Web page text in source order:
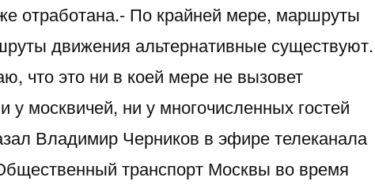
отработана.- По крайней мере, маршруты
движения альтернативные существуют.
что это ни в коей мере не вызовет
у москвичей, ни у многочисленных гостей
Владимир Черников в эфире телеканала
транспорт Москвы во время